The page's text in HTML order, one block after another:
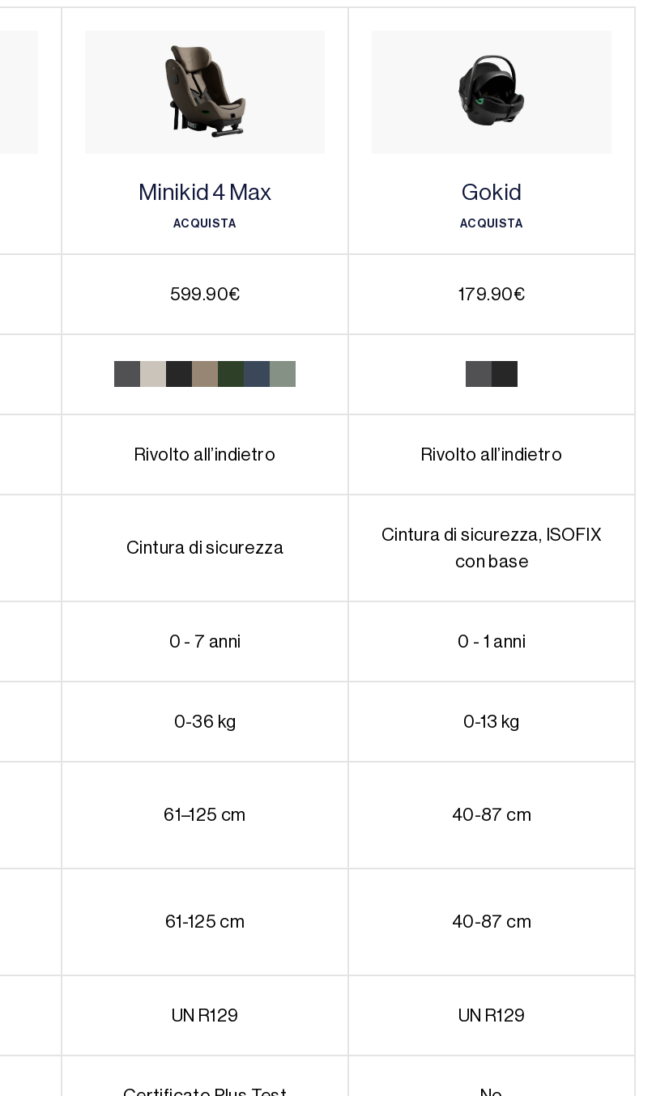
Minikid 4 Max
ACQUISTA
Gokid
ACQUISTA
599.90€ 179.90€
Rivolto all’indietro Rivolto all’indietro
Cintura di sicurezza
Cintura di sicurezza, ISOFIX
con base
0 - 7 anni 0 - 1 anni
0-36 kg 0-13 kg
61–125 cm 40-87 cm
61-125 cm 40-87 cm
UN R129 UN R129